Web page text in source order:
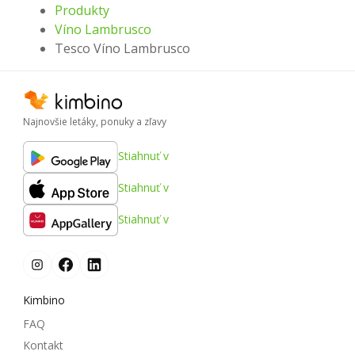
Produkty
Víno Lambrusco
Tesco Víno Lambrusco
Najnovšie letáky, ponuky a zľavy
Stiahnuť v
Stiahnuť v
Stiahnuť v
Kimbino
FAQ
Kontakt